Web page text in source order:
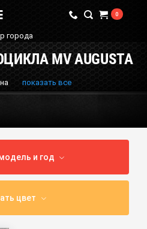
города
0
MV AUGUSTA
показать все
и год
цвет